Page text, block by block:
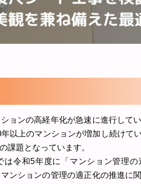
ョンの高経年化が急速に進行して
以上のマンションが増加し続けて
課題となっています。
は令和5年度に「マンション管理
ンションの管理の適正化の推進に